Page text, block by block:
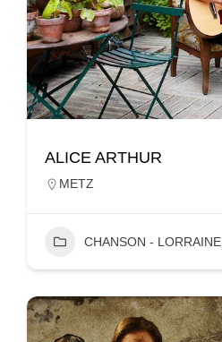
ALICE ARTHUR
METZ
CHANSON - LORRAINE